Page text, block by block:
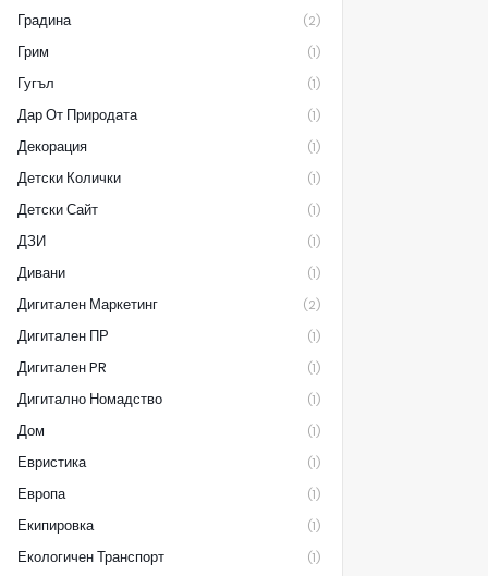
Градина (2)
Грим (1)
Гугъл (1)
Дар От Природата (1)
Декорация (1)
Детски Колички (1)
Детски Сайт (1)
ДЗИ (1)
Дивани (1)
Дигитален Маркетинг (2)
Дигитален ПР (1)
Дигитален PR (1)
Дигитално Номадство (1)
Дом (1)
Евристика (1)
Европа (1)
Екипировка (1)
Екологичен Транспорт (1)